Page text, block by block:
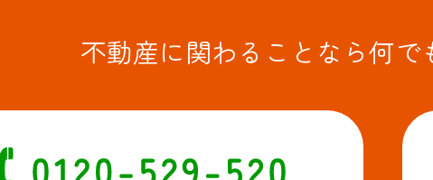
不動産に関わることなら何で